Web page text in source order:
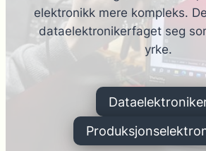
elektronikk mere kompleks.
dataelektronikerfaget seg
yrke.